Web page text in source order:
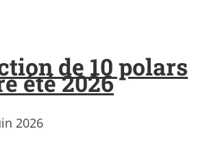
de 10 polars
été 2026
2026